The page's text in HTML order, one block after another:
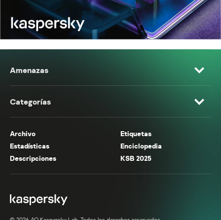
Amenazas
Categorías
Archivo
Etiquetas
Estadísticas
Enciclopedia
Descripciones
KSB 2025